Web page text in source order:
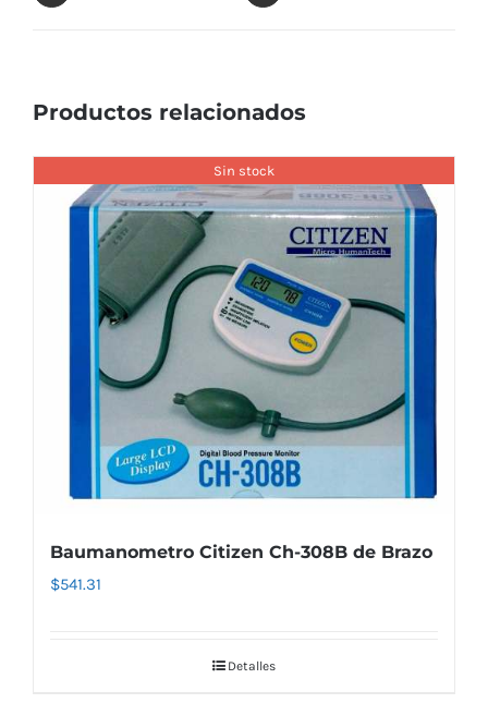
Productos relacionados
Sin stock
Baumanometro Citizen Ch-308B de Brazo
$541.31
Detalles